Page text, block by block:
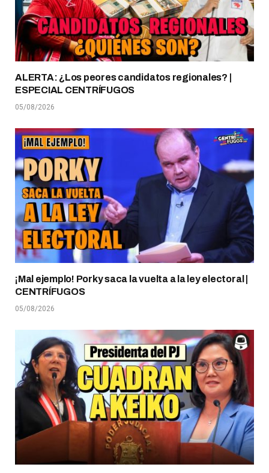
ALERTA: ¿Los peores candidatos regionales? |
ESPECIAL CENTRÍFUGOS
05/08/2026
¡Mal ejemplo! Porky saca la vuelta a la ley electoral |
CENTRÍFUGOS
05/08/2026